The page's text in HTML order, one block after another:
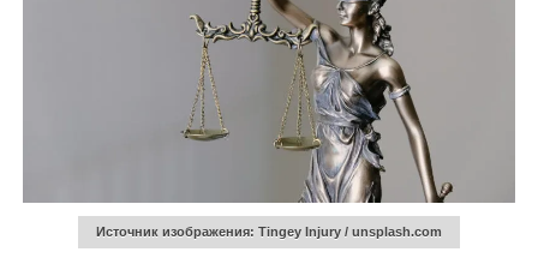
Источник изображения: Tingey Injury / unsplash.com